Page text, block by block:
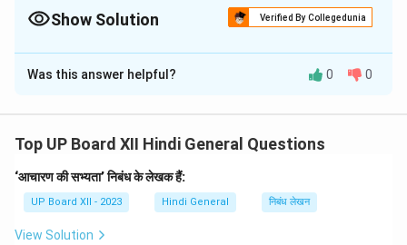
Show Solution Verified By Collegedunia
The Correct Option isD
Solution and Explanation
काव्य का गहन भावनात्मक और दार्शनिक पक्ष देखने को मिलता है।
Download Solution in PDF
Was this answer helpful? 0 0
Top UP Board XII Hindi General Questions
‘आचारण की सभ्यता’ निबंध के लेखक हैं:
UP Board XII - 2023 Hindi General निबंध लेखन
View Solution